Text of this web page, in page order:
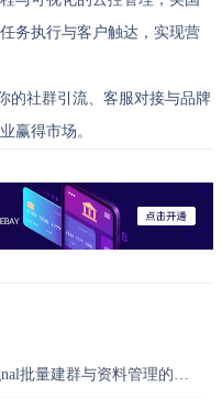
务执行与客户触达，实现营
的社群引流、客服对接与品牌
赢得市场。
建群与资料管理的高效方法